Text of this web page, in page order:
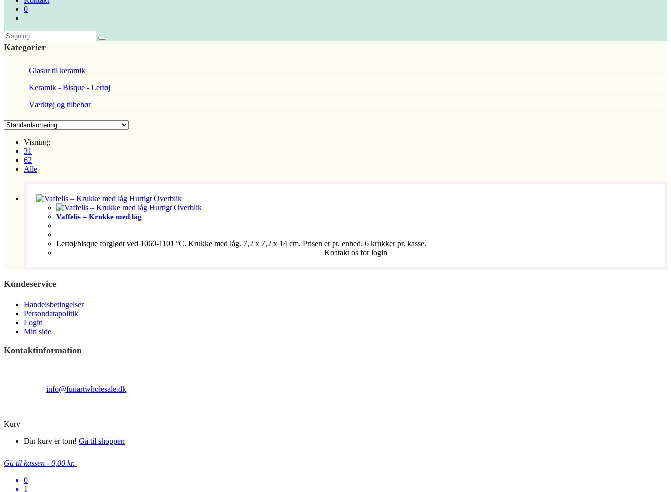
0
Kategorier
Glasur til keramik
Keramik - Bisque - Lertøj
Værktøj og tilbehør
Visning:
31
62
Alle
Hurtigt Overblik
Hurtigt Overblik
Vaffelis – Krukke med låg
Lertøj/bisque forglødt ved 1060-1101 ºC. Krukke med låg. 7,2 x 7,2 x 14 cm. Prisen er pr. enhed. 6 krukker pr. kasse.
Kontakt os for login
Kundeservice
Handelsbetingelser
Persondatapolitik
Login
Min side
Kontaktinformation
info@funartwholesale.dk
Kurv
Din kurv er tom! Gå til shoppen
Gå til kassen - 0,00 kr.
0
1